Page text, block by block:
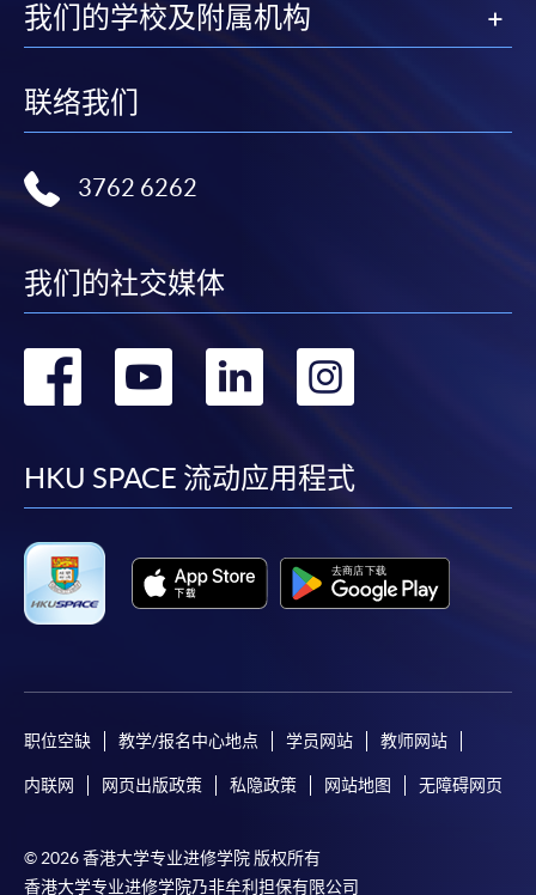
我们的学校及附属机构
联络我们
3762 6262
我们的社交媒体
转
facebook
转
youtube
转
linkedin
HKU SPACE 流动应用程式
职位空缺 教学/报名中心地点 学员网站 教师网站
内联网 网页出版政策 私隐政策 网站地图 无障碍网页
© 2026 香港大学专业进修学院 版权所有
香港大学专业进修学院乃非牟利担保有限公司